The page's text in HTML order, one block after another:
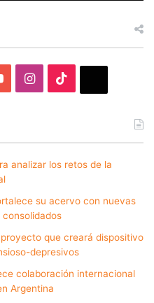
YouTubeInstagram
analizar los retos de la
su acervo con nuevas
que creará dispositivo
depresivos
colaboración internacional
Argentina